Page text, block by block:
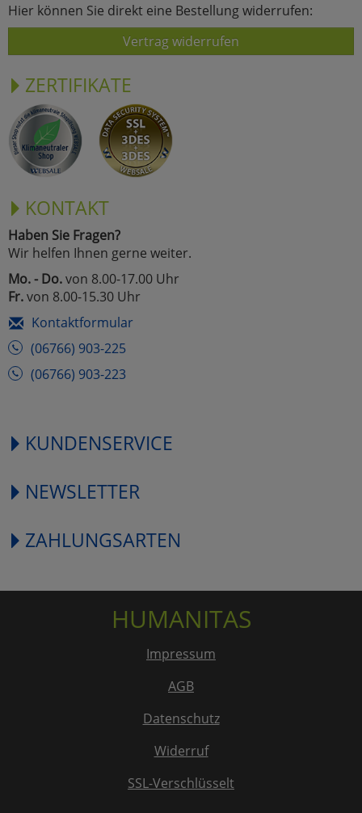
Hier können Sie direkt eine Bestellung widerrufen:
Vertrag widerrufen
ZERTIFIKATE
KONTAKT
Haben Sie Fragen?
Wir helfen Ihnen gerne weiter.
Mo. - Do.von 8.00-17.00 Uhr
Fr.von 8.00-15.30 Uhr
Kontaktformular
(06766) 903-225
(06766) 903-223
KUNDENSERVICE
NEWSLETTER
ZAHLUNGSARTEN
HUMANITAS
Impressum
AGB
Datenschutz
Widerruf
SSL-Verschlüsselt